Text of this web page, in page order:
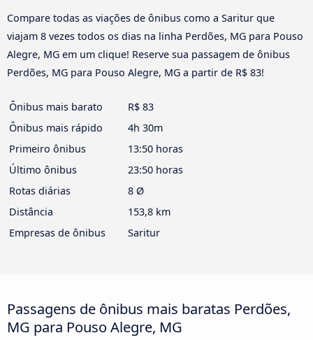
Compare todas as viações de ônibus como a Saritur que
viajam 8 vezes todos os dias na linha Perdões, MG para Pouso
Alegre, MG em um clique! Reserve sua passagem de ônibus
Perdões, MG para Pouso Alegre, MG a partir de R$ 83!
Ônibus mais barato
R$ 83
Ônibus mais rápido
4h 30m
Primeiro ônibus
13:50 horas
Último ônibus
23:50 horas
Rotas diárias
8 Ø
Distância
153,8 km
Empresas de ônibus
Saritur
Passagens de ônibus mais baratas Perdões,
MG para Pouso Alegre, MG